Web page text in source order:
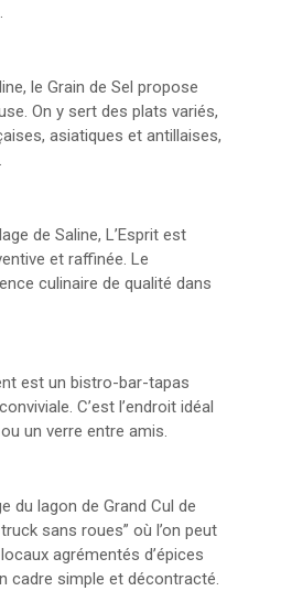
le Grain de Sel propose
On y sert des plats variés,
asiatiques et antillaises,
de Saline, L’Esprit est
et raffinée. Le
culinaire de qualité dans
est un bistro-bar-tapas
C’est l’endroit idéal
un verre entre amis.
du lagon de Grand Cul de
sans roues” où l’on peut
agrémentés d’épices
cadre simple et décontracté.